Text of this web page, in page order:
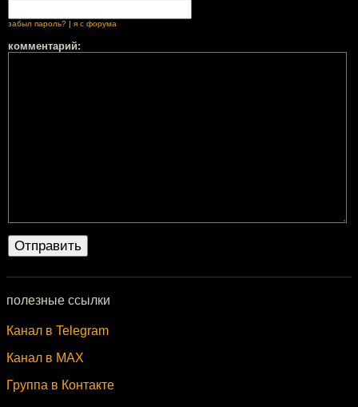
забыл пароль? | я с форума
комментарий:
полезные ссылки
Канал в Telegram
Канал в MAX
Группа в Контакте